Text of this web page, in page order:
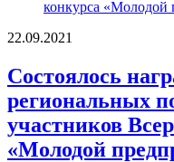
22.09.2021
Состоялось
региональных
участников
«Молодой